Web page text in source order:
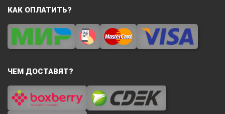
КАК ОПЛАТИТЬ?
ЧЕМ ДОСТАВЯТ?